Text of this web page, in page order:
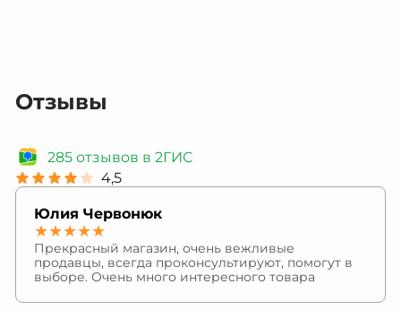
Отзывы
285 отзывов в 2ГИС
4,5
Юлия Червонюк
★★★★★
Прекрасный магазин, очень вежливые
продавцы, всегда проконсультируют, помогут в
выборе. Очень много интересного товара